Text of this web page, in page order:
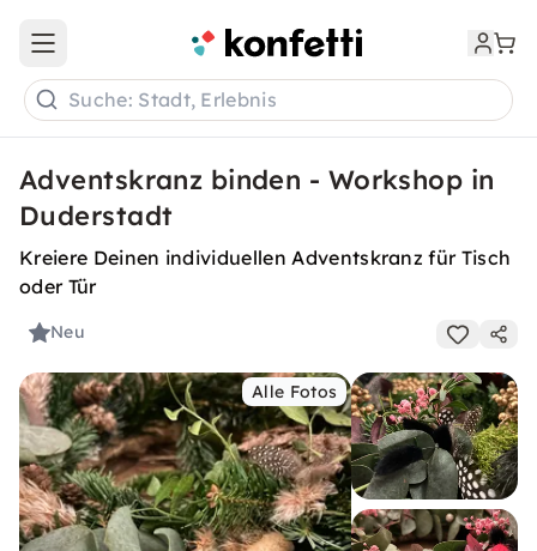
Open main menu
Suche: Stadt, Erlebnis
Adventskranz binden - Workshop in
Duderstadt
Kreiere Deinen individuellen Adventskranz für Tisch
oder Tür
Neu
Alle Fotos